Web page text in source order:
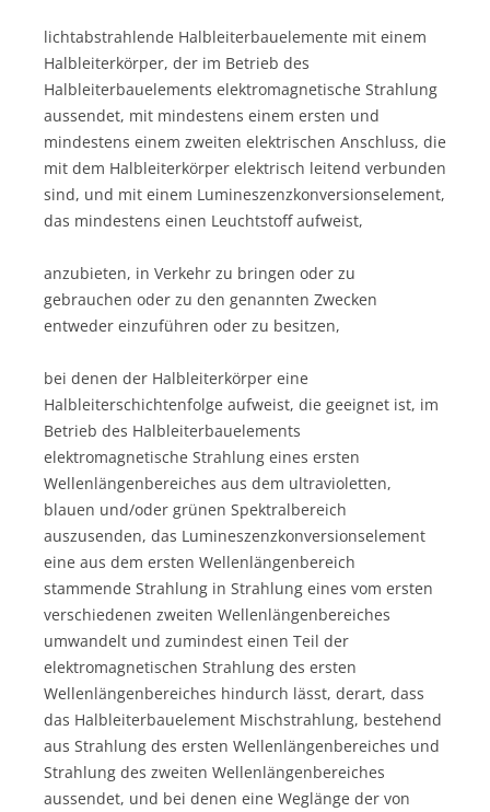
lichtabstrahlende Halbleiterbauelemente mit einem
Halbleiterkörper, der im Betrieb des
Halbleiterbauelements elektromagnetische Strahlung
aussendet, mit mindestens einem ersten und
mindestens einem zweiten elektrischen Anschluss, die
mit dem Halbleiterkörper elektrisch leitend verbunden
sind, und mit einem Lumineszenzkonversionselement,
das mindestens einen Leuchtstoff aufweist,
anzubieten, in Verkehr zu bringen oder zu
gebrauchen oder zu den genannten Zwecken
entweder einzuführen oder zu besitzen,
bei denen der Halbleiterkörper eine
Halbleiterschichtenfolge aufweist, die geeignet ist, im
Betrieb des Halbleiterbauelements
elektromagnetische Strahlung eines ersten
Wellenlängenbereiches aus dem ultravioletten,
blauen und/oder grünen Spektralbereich
auszusenden, das Lumineszenzkonversionselement
eine aus dem ersten Wellenlängenbereich
stammende Strahlung in Strahlung eines vom ersten
verschiedenen zweiten Wellenlängenbereiches
umwandelt und zumindest einen Teil der
elektromagnetischen Strahlung des ersten
Wellenlängenbereiches hindurch lässt, derart, dass
das Halbleiterbauelement Mischstrahlung, bestehend
aus Strahlung des ersten Wellenlängenbereiches und
Strahlung des zweiten Wellenlängenbereiches
aussendet, und bei denen eine Weglänge der von